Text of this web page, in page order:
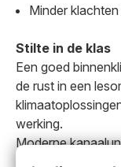
Minder
Stilte in de klas
Een goed
de rust in een
werking.
Moderne